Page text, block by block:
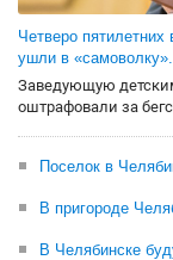
Четверо пятилетних
ушли в
Заведующую
оштрафовали за
Поселок в
В пригороде
В Челябинске